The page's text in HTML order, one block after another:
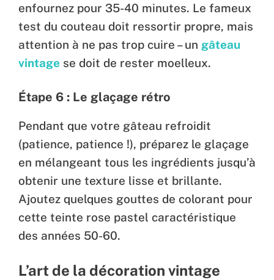
enfournez pour 35-40 minutes. Le fameux
test du couteau doit ressortir propre, mais
attention à ne pas trop cuire – un gâteau
vintage se doit de rester moelleux.
Étape 6 : Le glaçage rétro
Pendant que votre gâteau refroidit
(patience, patience !), préparez le glaçage
en mélangeant tous les ingrédients jusqu’à
obtenir une texture lisse et brillante.
Ajoutez quelques gouttes de colorant pour
cette teinte rose pastel caractéristique
des années 50-60.
L’art de la décoration vintage